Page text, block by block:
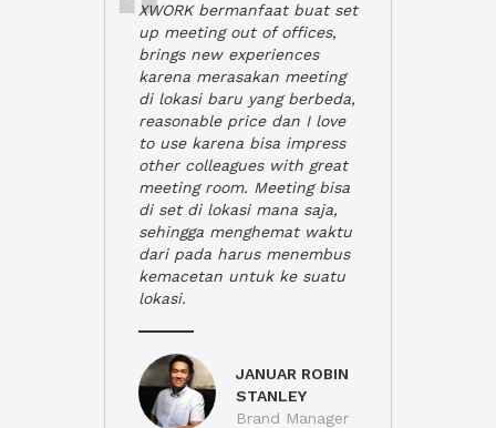
XWORK bermanfaat buat set
up meeting out of offices,
brings new experiences
karena merasakan meeting
di lokasi baru yang berbeda,
reasonable price dan I love
to use karena bisa impress
other colleagues with great
meeting room. Meeting bisa
di set di lokasi mana saja,
sehingga menghemat waktu
dari pada harus menembus
kemacetan untuk ke suatu
lokasi.
JANUAR ROBIN
STANLEY
Brand Manager